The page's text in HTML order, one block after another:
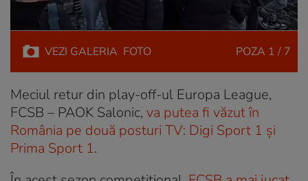
VEZI GALERIA FOTO POZA 1 / 7
Meciul retur din play-off-ul Europa League,
FCSB – PAOK Salonic, va putea fi văzut în
România pe două posturi TV: Digi Sport 1 și
Prima Sport 1.